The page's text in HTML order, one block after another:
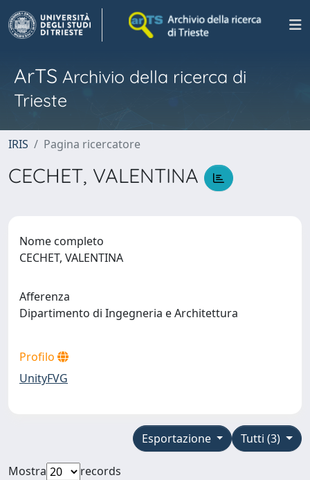
ArTS Archivio della ricerca di
Trieste
IRIS Pagina ricercatore
CECHET, VALENTINA
Nome completo
CECHET, VALENTINA
Afferenza
Dipartimento di Ingegneria e Architettura
Profilo
UnityFVG
Tutti (3)
Esportazione
Mostra
records